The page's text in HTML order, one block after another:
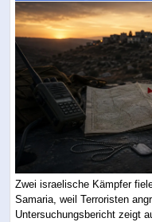
Zwei israelische Kämpfer
Samaria, weil Terroristen
Untersuchungsbericht zeigt